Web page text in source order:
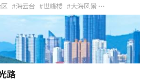
连，不过釜山人仍然将这里称之为冬柏岛。
#海云台 #世峰楼 #大海风景
花 #冬柏公园海岸散步路 #索桥 #人鱼像
#家庭游 #步道
#海鸥路
路